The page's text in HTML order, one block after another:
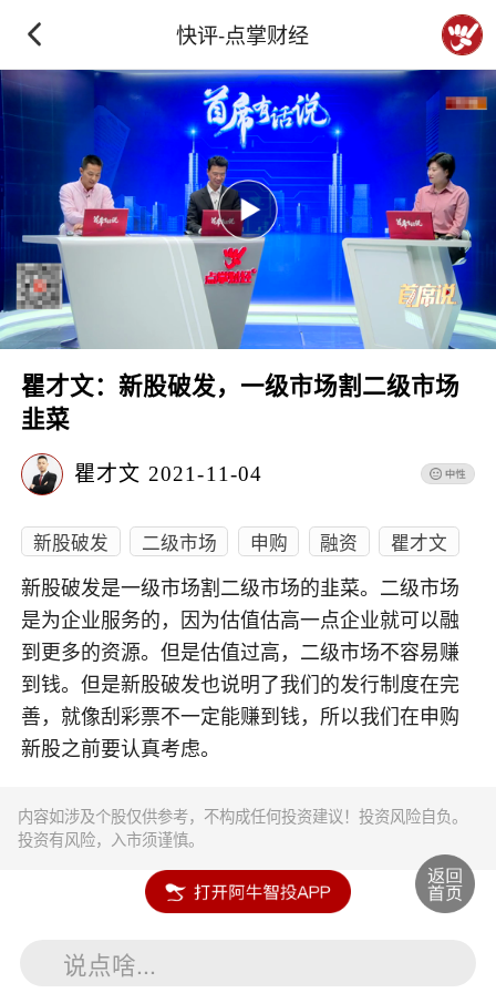
快评-点掌财经
瞿才文：新股破发，一级市场割二级市场
韭菜
瞿才文 2021-11-04
新股破发 二级市场 申购 融资 瞿才文
新股破发是一级市场割二级市场的韭菜。二级市场
是为企业服务的，因为估值估高一点企业就可以融
到更多的资源。但是估值过高，二级市场不容易赚
到钱。但是新股破发也说明了我们的发行制度在完
善，就像刮彩票不一定能赚到钱，所以我们在申购
新股之前要认真考虑。
内容如涉及个股仅供参考，不构成任何投资建议！投资风险自负。
投资有风险，入市须谨慎。
说点啥...